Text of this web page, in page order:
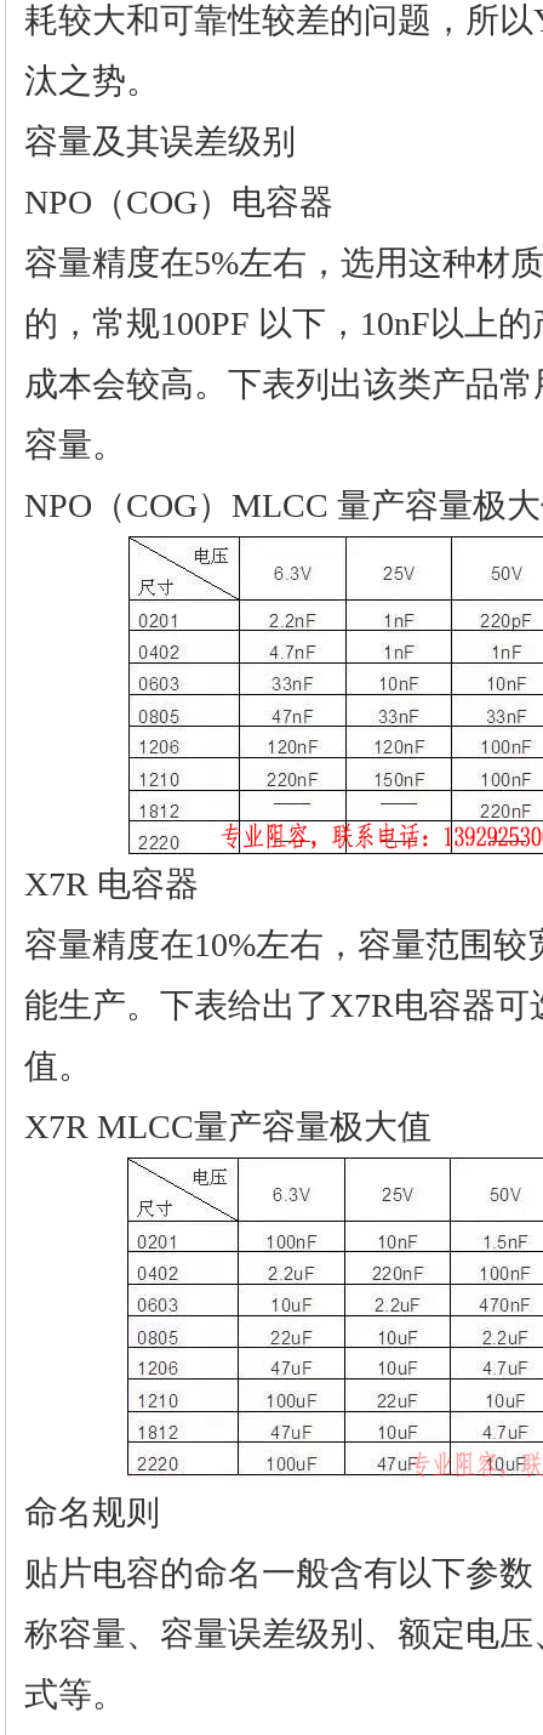
耗较大和可靠性较差的问题，所
汰之势。
容量及其误差级别
NPO（COG）电容器
容量精度在5%左右，选用这种材
的，常规100PF 以下，10nF以上
成本会较高。下表列出该类产品
容量。
NPO（COG）MLCC 量产容量极
X7R 电容器
容量精度在10%左右，容量范围较
能生产。下表给出了X7R电容器
值。
X7R MLCC量产容量极大值
命名规则
贴片电容的命名一般含有以下参
称容量、容量误差级别、额定电
式等。